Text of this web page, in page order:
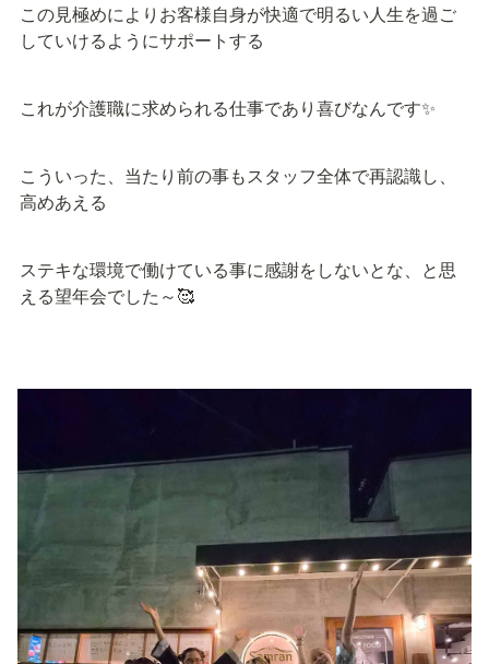
この見極めによりお客様自身が快適で明るい人生を過ご
していけるようにサポートする
これが介護職に求められる仕事であり喜びなんです✨
こういった、当たり前の事もスタッフ全体で再認識し、
高めあえる
ステキな環境で働けている事に感謝をしないとな、と思
える望年会でした～🥰